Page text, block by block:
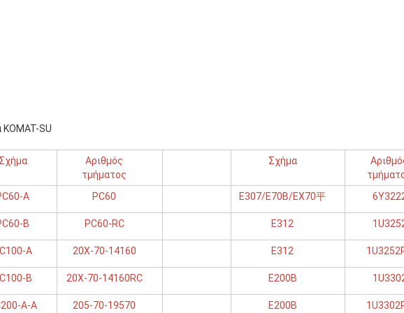
KOMAT-SU
Σχήμα
Αριθμός
τμήματος
Σχήμα
Α
PC60 E307/E70B/EX70平
Β PC60-RC Ε312
Α 20X-70-14160 Ε312
B 20X-70-14160RC Ε200Β
A-A 205-70-19570 Ε200Β